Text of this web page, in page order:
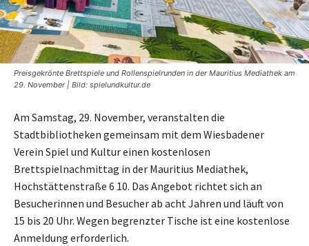
Preisgekrönte Brettspiele und Rollenspielrunden in der Mauritius Mediathek am
29. November | Bild: spielundkultur.de
Am Samstag, 29. November, veranstalten die
Stadtbibliotheken gemeinsam mit dem Wiesbadener
Verein Spiel und Kultur einen kostenlosen
Brettspielnachmittag in der Mauritius Mediathek,
Hochstättenstraße 6 10. Das Angebot richtet sich an
Besucherinnen und Besucher ab acht Jahren und läuft von
15 bis 20 Uhr. Wegen begrenzter Tische ist eine kostenlose
Anmeldung erforderlich.